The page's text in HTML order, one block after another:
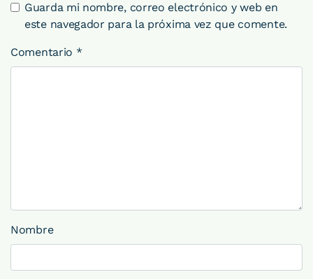
Guarda mi nombre, correo electrónico y web en
este navegador para la próxima vez que comente.
Comentario *
Nombre